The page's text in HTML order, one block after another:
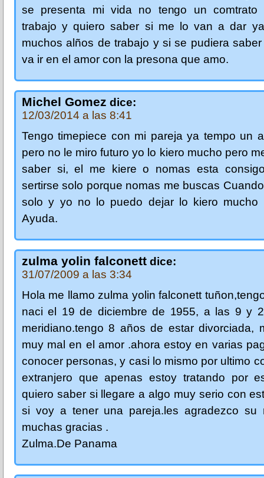
se presenta mi vida no tengo un
trabajo y quiero saber si me lo van a dar
muchos alños de trabajo y si se pudiera
va ir en el amor con la presona que amo.
Michel Gomez dice:
12/03/2014 a las 8:41
Tengo timepiece con mi pareja ya tempo un
pero no le miro futuro yo lo kiero mucho pero
saber si, el me kiere o nomas esta
sertirse solo porque nomas me buscas
solo y yo no lo puedo dejar lo kiero mucho
Ayuda.
zulma yolin falconett dice:
31/07/2009 a las 3:34
Hola me llamo zulma yolin falconett
naci el 19 de diciembre de 1955, a las 9 y
meridiano.tengo 8 años de estar divorciada,
muy mal en el amor .ahora estoy en varias
conocer personas, y casi lo mismo por ultimo
extranjero que apenas estoy tratando por
quiero saber si llegare a algo muy serio con
si voy a tener una pareja.les agradezco su
muchas gracias .
Zulma.De Panama